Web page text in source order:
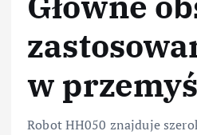
w
Robot HH050 znajduje